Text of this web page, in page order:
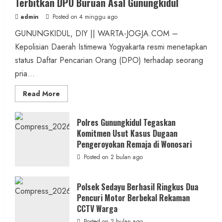
admin Posted on 4 minggu ago
GUNUNGKIDUL, DIY || WARTA-JOGJA.COM –
Kepolisian Daerah Istimewa Yogyakarta resmi menetapkan
status Daftar Pencarian Orang (DPO) terhadap seorang
pria...
Read More
more
Dugaan
Pelecehan
Seksual:
Polda
Terbitkan
Gunungkidul
Polres Gunungkidul Tegaskan
Komitmen Usut Kasus Dugaan
Pengeroyokan Remaja di Wonosari
Posted on 2 bulan ago
Polsek Sedayu Berhasil Ringkus Dua
Pencuri Motor Berbekal Rekaman
CCTV Warga